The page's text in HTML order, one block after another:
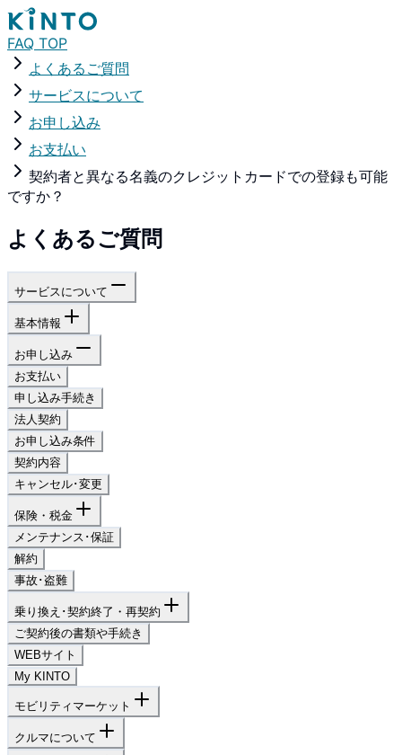
FAQ TOP
よくあるご質問
サービスについて
お申し込み
お支払い
契約者と異なる名義のクレジットカードでの登録も可能
ですか？
よくあるご質問
サービスについて
基本情報
お申し込み
お支払い
申し込み手続き
法人契約
お申し込み条件
契約内容
キャンセル･変更
保険・税金
メンテナンス･保証
解約
事故･盗難
乗り換え･契約終了・再契約
ご契約後の書類や手続き
WEBサイト
My KINTO
モビリティマーケット
クルマについて